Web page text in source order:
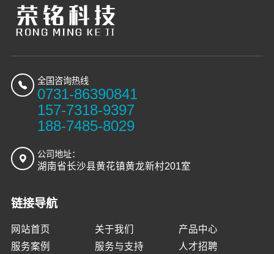
全国咨询热线
0731-86390841
157-7318-9397
188-7485-8029
公司地址：
湖南省长沙县黄花镇黄龙新村201室
链接导航
网站首页 关于我们
产品中心
服务案例
服务与支持 人才招聘